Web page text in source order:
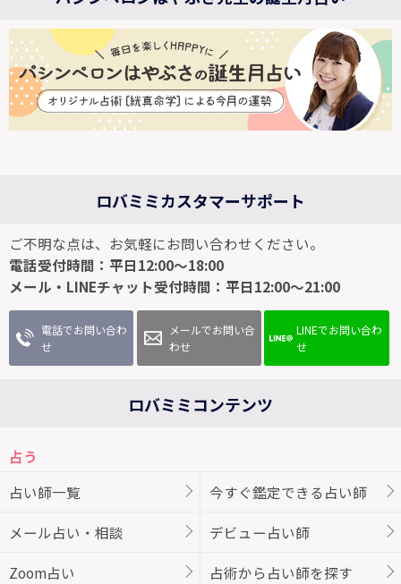
ロバミミカスタマーサポート
ご不明な点は、お気軽にお問い合わせください。
電話受付時間：平日12:00～18:00
メール・LINEチャット受付時間：平日12:00～21:00
電話でお問い合わ
せ
メールでお問い合
わせ
LINEでお問い合わ
せ
ロバミミコンテンツ
占う
占い師一覧
今すぐ鑑定できる占い師
メール占い・相談 デビュー占い師
Zoom占い 占術から占い師を探す